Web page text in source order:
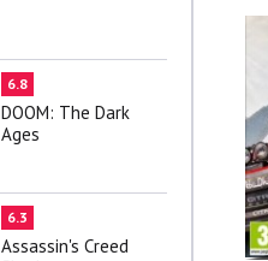
6.8
DOOM: The Dark
Ages
6.3
Assassin's Creed